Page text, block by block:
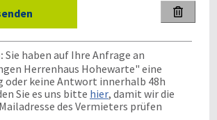

Sie haben auf Ihre Anfrage an
Herrenhaus Hohewarte" eine
oder keine Antwort innerhalb 48h
Sie es uns bitte hier, damit wir die
des Vermieters prüfen